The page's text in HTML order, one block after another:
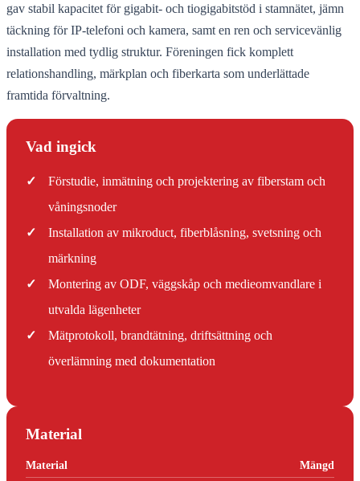
gav stabil kapacitet för gigabit- och tiogigabitstöd i stamnätet, jämn
täckning för IP-telefoni och kamera, samt en ren och servicevänlig
installation med tydlig struktur. Föreningen fick komplett
relationshandling, märkplan och fiberkarta som underlättade
framtida förvaltning.
Vad ingick
✓
Förstudie, inmätning och projektering av fiberstam och
våningsnoder
✓
Installation av mikroduct, fiberblåsning, svetsning och
märkning
✓
Montering av ODF, väggskåp och medieomvandlare i
utvalda lägenheter
✓
Mätprotokoll, brandtätning, driftsättning och
överlämning med dokumentation
Material
Material
Mängd